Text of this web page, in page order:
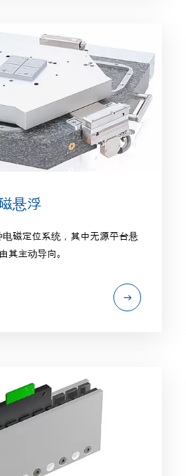
悬浮
磁定位系统，其中无源平台悬
其主动导向。